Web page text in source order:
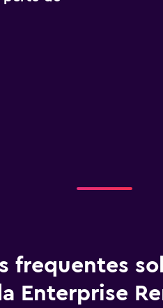
frequentes
Enterprise